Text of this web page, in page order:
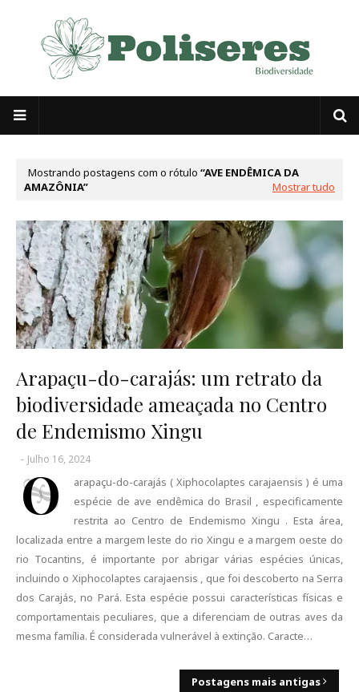
Mostrando postagens com o rótulo AVE ENDÊMICA DA
AMAZÔNIA
Mostrar tudo
Arapaçu-do-carajás: um retrato da
biodiversidade ameaçada no Centro
de Endemismo Xingu
- Julho 16, 2024
O
arapaçu-do-carajás ( Xiphocolaptes carajaensis ) é uma
espécie de ave endêmica do Brasil , especificamente
restrita ao Centro de Endemismo Xingu . Esta área,
localizada entre a margem leste do rio Xingu e a margem oeste do
rio Tocantins, é importante por abrigar várias espécies únicas,
incluindo o Xiphocolaptes carajaensis , que foi descoberto na Serra
dos Carajás, no Pará. Esta espécie possui características físicas e
comportamentais peculiares, que a diferenciam de outras aves da
mesma família. É considerada vulnerável à extinção. Caracte…
Postagens mais antigas